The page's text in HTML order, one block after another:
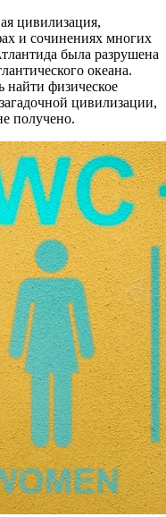
цивилизация,
и сочинениях многих
была разрушена
океана.
найти физическое
цивилизации,
получено.